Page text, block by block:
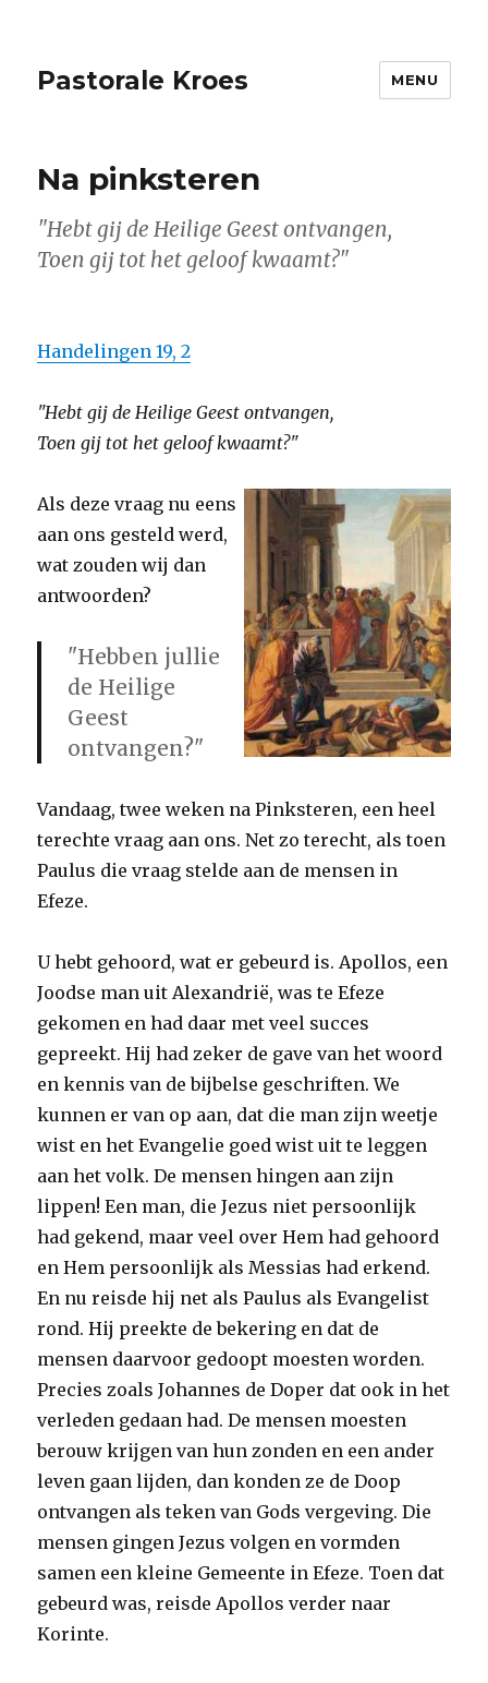
Pastorale Kroes MENU
Na pinksteren
"Hebt gij de Heilige Geest ontvangen,
Toen gij tot het geloof kwaamt?"
Handelingen 19, 2
"Hebt gij de Heilige Geest ontvangen,
Toen gij tot het geloof kwaamt?"
Als deze vraag nu eens
aan ons gesteld werd,
wat zouden wij dan
antwoorden?
"Hebben jullie
de Heilige
Geest
ontvangen?"
Vandaag, twee weken na Pinksteren, een heel
terechte vraag aan ons. Net zo terecht, als toen
Paulus die vraag stelde aan de mensen in
Efeze.
U hebt gehoord, wat er gebeurd is. Apollos, een
Joodse man uit Alexandrië, was te Efeze
gekomen en had daar met veel succes
gepreekt. Hij had zeker de gave van het woord
en kennis van de bijbelse geschriften. We
kunnen er van op aan, dat die man zijn weetje
wist en het Evangelie goed wist uit te leggen
aan het volk. De mensen hingen aan zijn
lippen! Een man, die Jezus niet persoonlijk
had gekend, maar veel over Hem had gehoord
en Hem persoonlijk als Messias had erkend.
En nu reisde hij net als Paulus als Evangelist
rond. Hij preekte de bekering en dat de
mensen daarvoor gedoopt moesten worden.
Precies zoals Johannes de Doper dat ook in het
verleden gedaan had. De mensen moesten
berouw krijgen van hun zonden en een ander
leven gaan lijden, dan konden ze de Doop
ontvangen als teken van Gods vergeving. Die
mensen gingen Jezus volgen en vormden
samen een kleine Gemeente in Efeze. Toen dat
gebeurd was, reisde Apollos verder naar
Korinte.